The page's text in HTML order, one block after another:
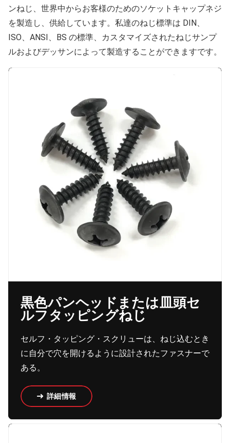
ンねじ、世界中からお客様のためのソケットキャップネジ
を製造し、供給しています。私達のねじ標準は DIN、
ISO、ANSI、BS の標準、カスタマイズされたねじサンプ
ルおよびデッサンによって製造することができますです。
黒色パンヘッドまたは皿頭セ
ルフタッピングねじ
セルフ・タッピング・スクリューは、ねじ込むとき
に自分で穴を開けるように設計されたファスナーで
ある。
詳細情報